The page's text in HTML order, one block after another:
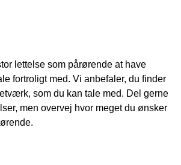
lettelse som pårørende at have
fortroligt med. Vi anbefaler, du finder
som du kan tale med. Del gerne
men overvej hvor meget du ønsker